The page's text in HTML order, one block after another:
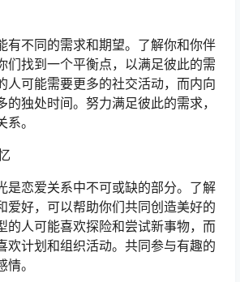
有不同的需求和期望。了解你和你伴
们找到一个平衡点，以满足彼此的需
人可能需要更多的社交活动，而内向
的独处时间。努力满足彼此的需求，
。
是恋爱关系中不可或缺的部分。了解
爱好，可以帮助你们共同创造美好的
的人可能喜欢探险和尝试新事物，而
欢计划和组织活动。共同参与有趣的
。